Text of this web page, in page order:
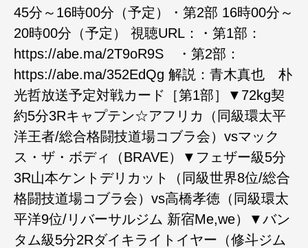
45分～16時00分（予定）・第2部 16時00分～
20時00分（予定） 視聴URL：・第1部：
https://abe.ma/2T9oR9S ・第2部：
https://abe.ma/352EdQg 解説：青木真也 朴
光哲放送予定対戦カード［第1部］▼72kg契
約5分3Rキャプテン☆アフリカ（同級環太平
洋王者/総合格闘技道場コブラ会）vsマック
ス・ザ・ボディ（BRAVE）▼フェザー級5分
3R山本ケントデリカット（同級世界8位/総合
格闘技道場コブラ会）vs高橋孝徳（同級環太
平洋9位/リバーサルジム 新宿Me,we）▼バン
タム級5分2Rダイキライトイヤー（修斗ジム